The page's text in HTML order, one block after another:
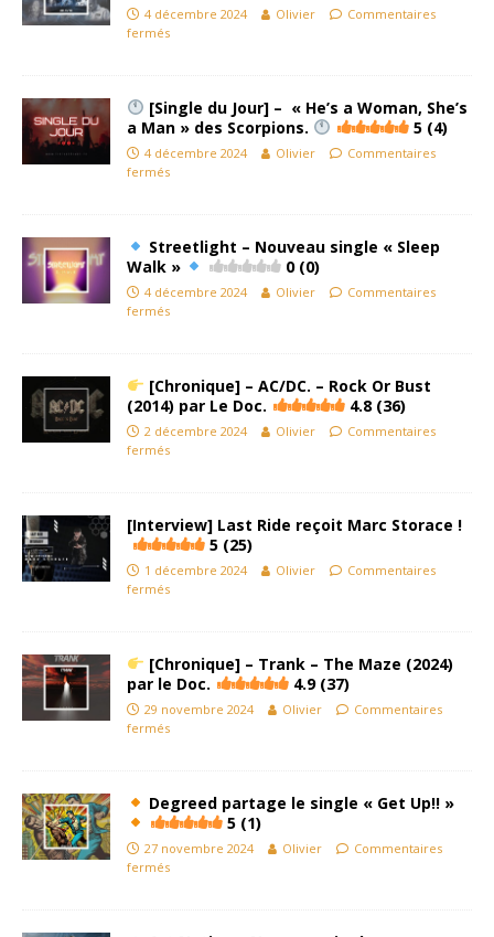
4 décembre 2024 Olivier
Commentaires
fermés
[Single du Jour] – « He’s a Woman, She’s
a Man » des Scorpions.
5 (4)
4 décembre 2024 Olivier
Commentaires
fermés
Streetlight – Nouveau single « Sleep
Walk »
0 (0)
4 décembre 2024 Olivier
Commentaires
fermés
[Chronique] – AC/DC. – Rock Or Bust
(2014) par Le Doc.
4.8 (36)
2 décembre 2024 Olivier
Commentaires
fermés
[Interview] Last Ride reçoit Marc Storace !
5 (25)
1 décembre 2024 Olivier
Commentaires
fermés
[Chronique] – Trank – The Maze (2024)
par le Doc.
4.9 (37)
29 novembre 2024 Olivier
Commentaires
fermés
Degreed partage le single « Get Up!! »
5 (1)
27 novembre 2024 Olivier
Commentaires
fermés